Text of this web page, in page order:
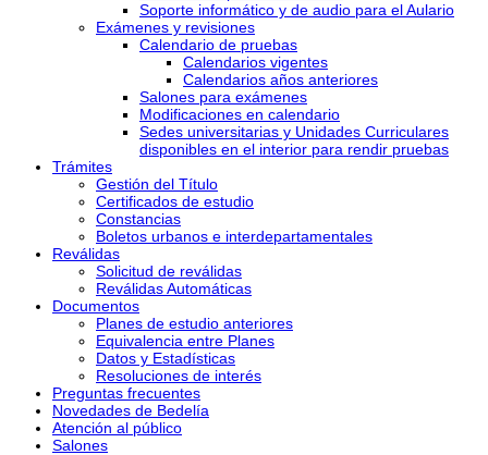
Soporte informático y de audio para el Aulario
Exámenes y revisiones
Calendario de pruebas
Calendarios vigentes
Calendarios años anteriores
Salones para exámenes
Modificaciones en calendario
Sedes universitarias y Unidades Curriculares
disponibles en el interior para rendir pruebas
Trámites
Gestión del Título
Certificados de estudio
Constancias
Boletos urbanos e interdepartamentales
Reválidas
Solicitud de reválidas
Reválidas Automáticas
Documentos
Planes de estudio anteriores
Equivalencia entre Planes
Datos y Estadísticas
Resoluciones de interés
Preguntas frecuentes
Novedades de Bedelía
Atención al público
Salones